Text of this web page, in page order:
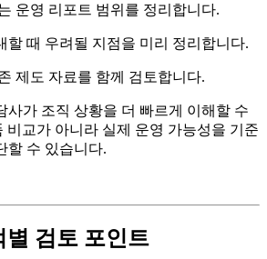
운영 리포트 범위를 정리합니다.
할 때 우려될 지점을 미리 정리합니다.
제도 자료를 함께 검토합니다.
사가 조직 상황을 더 빠르게 이해할 수
비교가 아니라 실제 운영 가능성을 기준
할 수 있습니다.
별 검토 포인트